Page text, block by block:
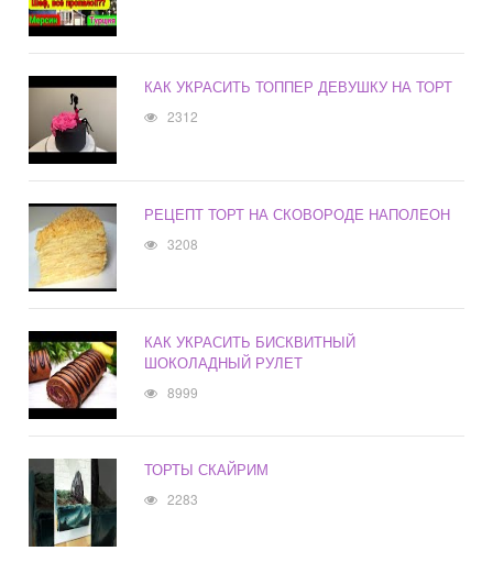
КАК УКРАСИТЬ ТОППЕР ДЕВУШКУ НА ТОРТ
2312
РЕЦЕПТ ТОРТ НА СКОВОРОДЕ НАПОЛЕОН
3208
КАК УКРАСИТЬ БИСКВИТНЫЙ
ШОКОЛАДНЫЙ РУЛЕТ
8999
ТОРТЫ СКАЙРИМ
2283